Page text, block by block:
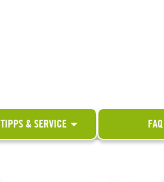
TIPPS & SERVICE FAQ